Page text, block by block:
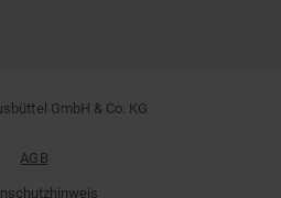
GmbH & Co. KG
AGB